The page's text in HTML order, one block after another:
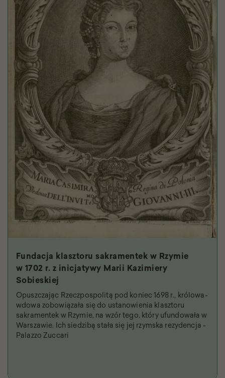
Fundacja klasztoru sakramentek w Rzymie
w 1702 r. z inicjatywy Marii Kazimiery
Sobieskiej
Opuszczając Rzeczpospolitą pod koniec 1698 r., królowa-
wdowa zobowiązała się do ustanowienia klasztoru
sakramentek w Rzymie, na wzór tego, który ufundowała w
Warszawie. Ich siedzibą stała się jej rzymska rezydencja -
Palazzo Zuccari